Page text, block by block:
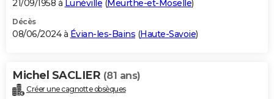
21/09/1958 à Lunéville (Meurthe-et-Moselle)
Décès
08/06/2024 à Évian-les-Bains (Haute-Savoie)
Michel SACLIER (81 ans)
Créer une cagnotte obsèques